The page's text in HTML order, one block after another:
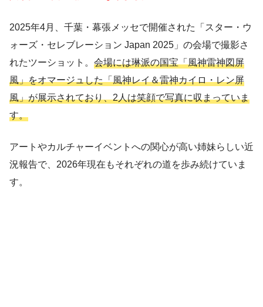
2025年4月、千葉・幕張メッセで開催された「スター・ウ
ォーズ・セレブレーション Japan 2025」の会場で撮影さ
れたツーショット。 会場には琳派の国宝「風神雷神図屏
風」をオマージュした「風神レイ＆雷神カイロ・レン屏
風」が展示されており、2人は笑顔で写真に収まっていま
す。
アートやカルチャーイベントへの関心が高い姉妹らしい近
況報告で、2026年現在もそれぞれの道を歩み続けていま
す。